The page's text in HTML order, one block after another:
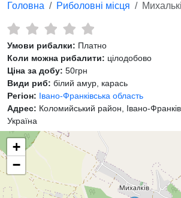
Головна Риболовні місця
Умови рибалки: Платно
Коли можна рибалити: цілодобово
Ціна за добу: 50грн
Види риб: білий амур, карась
Регіон: Івано-Франківська область
Адрес: Коломийський район, Івано-
Україна
+
−